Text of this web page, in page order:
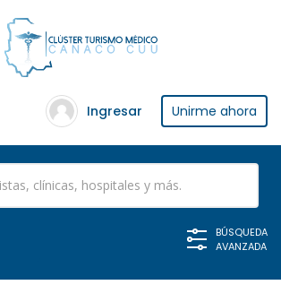
Ingresar Unirme ahora
BÚSQUEDA
AVANZADA